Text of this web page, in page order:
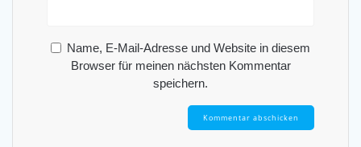
Name, E-Mail-Adresse und Website in diesem
Browser für meinen nächsten Kommentar
speichern.